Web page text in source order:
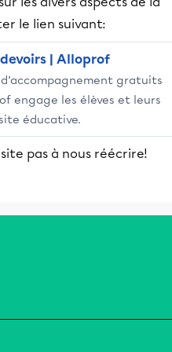
le lien suivant:
| Alloprof
gratuits
engage les élèves et leurs
éducative.
pas à nous réécrire!